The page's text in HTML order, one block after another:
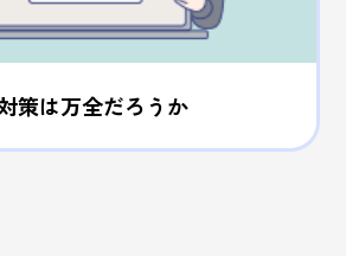
策は万全だろうか